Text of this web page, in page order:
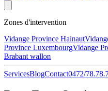
Zones d'intervention
Vidange Province Hainaut
Province LuxembourgVidange
Brabant wallon
ServicesBlogContact0472/